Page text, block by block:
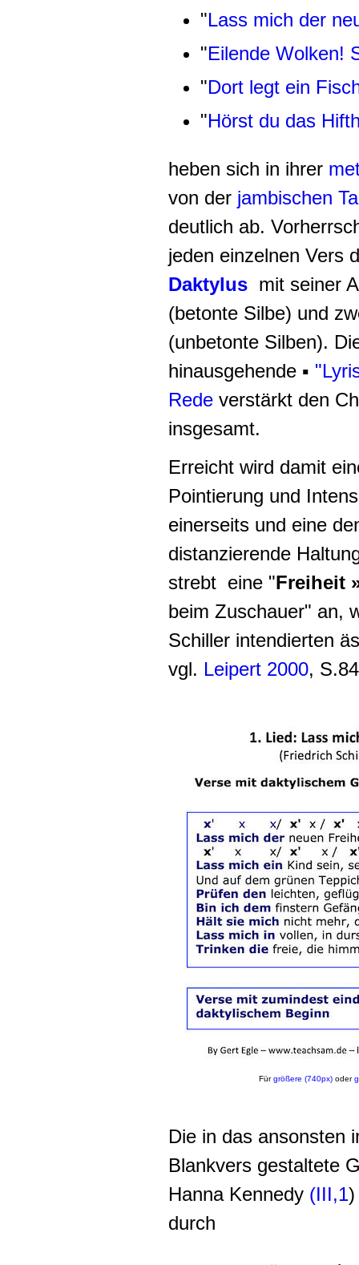
"Lass mich der
"Eilende Wolken!
"Dort legt ein
"Hörst du das
heben sich in ihrer
von der jambischen
deutlich ab.
jeden einzelnen Vers
Daktylus mit seiner
(betonte Silbe) und
(unbetonte Silben).
hinausgehende ▪
Rede verstärkt den
insgesamt.
Erreicht wird damit
Pointierung und
einerseits und eine
distanzierende
strebt eine "Freiheit
beim Zuschauer" an,
Schiller intendierten
vgl. Leipert 2000,
Fürgrößere (740px)oder
Die in das ansonsten
Blankvers gestaltete
Hanna Kennedy (III,1)
durch